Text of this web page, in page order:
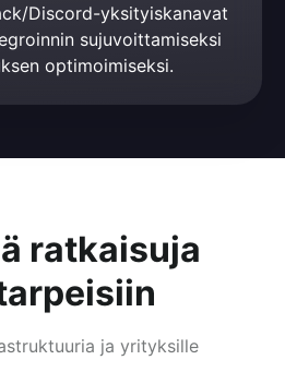
Discord-yksityiskanavat
sujuvoittamiseksi
optimoimiseksi.
ratkaisuja
ja yrityksille